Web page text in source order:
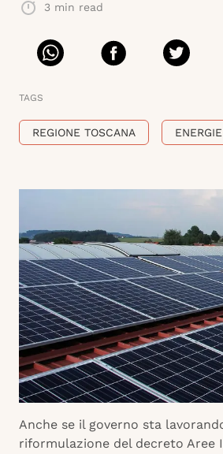
3 min read
TAGS
REGIONE TOSCANA
Anche se il governo sta
riformulazione del decreto Aree